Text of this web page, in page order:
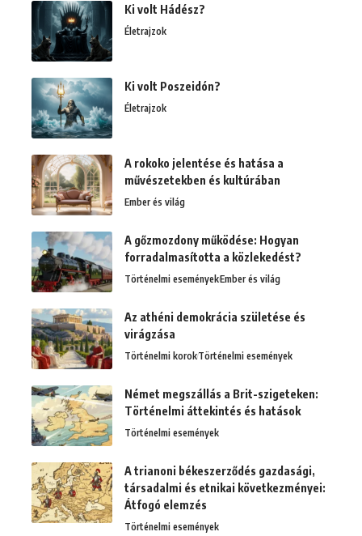
Ki volt Hádész?
Életrajzok
Ki volt Poszeidón?
Életrajzok
A rokoko jelentése és hatása a
művészetekben és kultúrában
Ember és világ
A gőzmozdony működése: Hogyan
forradalmasította a közlekedést?
Történelmi eseményekEmber és világ
Az athéni demokrácia születése és
virágzása
Történelmi korokTörténelmi események
Német megszállás a Brit-szigeteken:
Történelmi áttekintés és hatások
Történelmi események
A trianoni békeszerződés gazdasági,
társadalmi és etnikai következményei:
Átfogó elemzés
Történelmi események